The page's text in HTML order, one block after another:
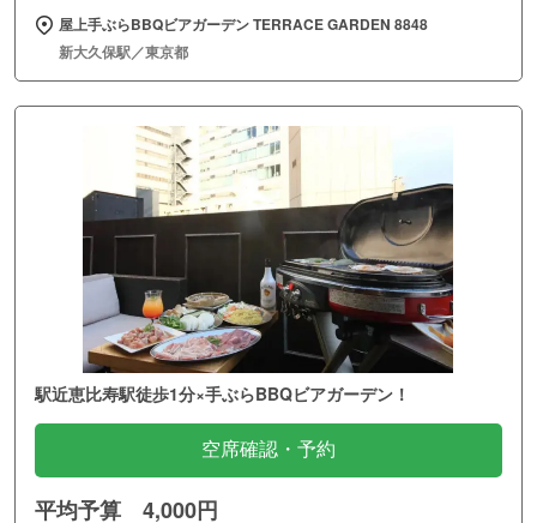
屋上手ぶらBBQビアガーデン TERRACE GARDEN 8848
新大久保駅／東京都
駅近恵比寿駅徒歩1分×手ぶらBBQビアガーデン！
空席確認・予約
平均予算 4,000円